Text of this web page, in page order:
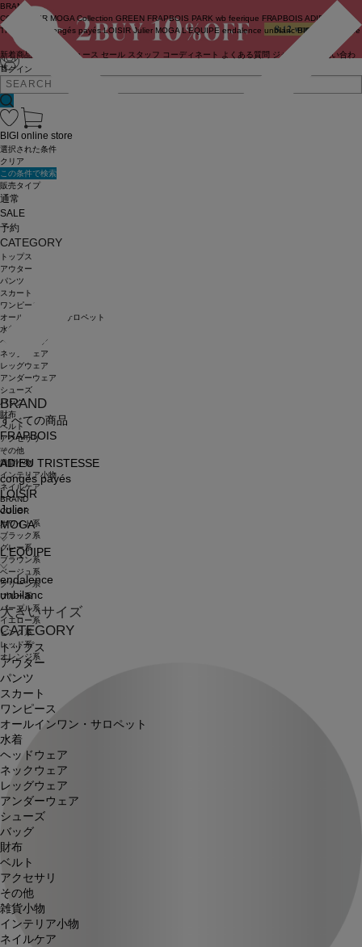
ログイン
BRAND
COUTURIER MOGA Collection GREEN FRAPBOIS PARK wb feerique FRAPBOIS ADIEU
TRISTESSE
congés payés LOISIR Julier MOGA L'EQUIPE endalence unbilanc BIGI online store
新着商品 ニュース セール スタッフ コーディネート よくある質問 ジャーナル
お問い合わ
せ
BRAND
すべての商品
FRAPBOIS
ADIEU TRISTESSE
congés payés
LOISIR
Julier
MOGA
L'EQUIPE
endalence
unbilanc
大きいサイズ
CATEGORY
トップス
アウター
パンツ
スカート
ワンピース
オールインワン・サロペット
水着
ヘッドウェア
ネックウェア
レッグウェア
アンダーウェア
シューズ
バッグ
財布
ベルト
アクセサリ
その他
雑貨小物
インテリア小物
ネイルケア
BIGI online store
選択された条件
クリア
この条件で検索
販売タイプ
通常
SALE
予約
CATEGORY
トップス
アウター
パンツ
スカート
ワンピース
オールインワン・サロペット
水着
ヘッドウェア
ネックウェア
レッグウェア
アンダーウェア
シューズ
バッグ
財布
ベルト
アクセサリ
その他
雑貨小物
インテリア小物
ネイルケア
BRAND
COLOR
ホワイト系
ブラック系
グレー系
ブラウン系
ベージュ系
グリーン系
ブルー系
パープル系
イエロー系
ピンク系
レッド系
オレンジ系